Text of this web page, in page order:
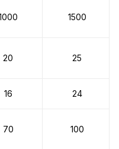
1500
20 25
16 24
70 100